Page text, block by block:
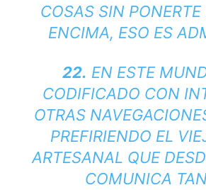
COSAS SIN
ENCIMA, ESO ES
22. EN ESTE
CODIFICADO CON
OTRAS
PREFIRIENDO EL
ARTESANAL QUE
COMUNICA